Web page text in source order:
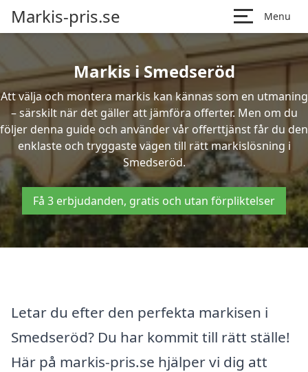
Markis-pris.se Menu
Markis i Smedseröd
Att välja och montera markis kan kännas som en utmaning
– särskilt när det gäller att jämföra offerter. Men om du
följer denna guide och använder vår offerttjänst får du den
enklaste och tryggaste vägen till rätt markislösning i
Smedseröd.
Få 3 erbjudanden, gratis och utan förpliktelser
Letar du efter den perfekta markisen i
Smedseröd? Du har kommit till rätt ställe!
Här på markis-pris.se hjälper vi dig att